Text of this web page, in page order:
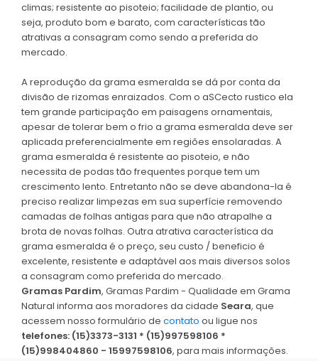
climas; resistente ao pisoteio; facilidade de plantio, ou
seja, produto bom e barato, com características tão
atrativas a consagram como sendo a preferida do
mercado.
A reprodução da grama esmeralda se dá por conta da
divisão de rizomas enraizados. Com o aSCecto rustico ela
tem grande participação em paisagens ornamentais,
apesar de tolerar bem o frio a grama esmeralda deve ser
aplicada preferencialmente em regiões ensolaradas. A
grama esmeralda é resistente ao pisoteio, e não
necessita de podas tão frequentes porque tem um
crescimento lento. Entretanto não se deve abandona-la é
preciso realizar limpezas em sua superfície removendo
camadas de folhas antigas para que não atrapalhe a
brota de novas folhas. Outra atrativa característica da
grama esmeralda é o preço, seu custo / beneficio é
excelente, resistente e adaptável aos mais diversos solos
a consagram como preferida do mercado.
Gramas Pardim, Gramas Pardim - Qualidade em Grama
Natural informa aos moradores da cidade Seara, que
acessem nosso formulário de contato ou ligue nos
telefones: (15)3373-3131 * (15)997598106 *
(15)998404860 - 15997598106, para mais informações.